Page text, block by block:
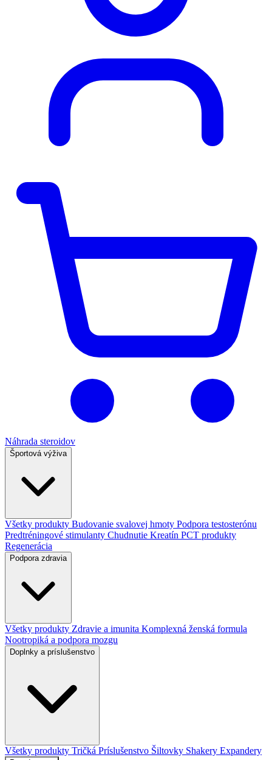
Náhrada steroidov
Športová výživa
Všetky produkty Budovanie svalovej hmoty Podpora testosterónu
Predtréningové stimulanty Chudnutie Kreatín PCT produkty
Regenerácia
Podpora zdravia
Všetky produkty Zdravie a imunita Komplexná ženská formula
Nootropiká a podpora mozgu
Doplnky a príslušenstvo
Všetky produkty Tričká Príslušenstvo Šiltovky Shakery Expandery